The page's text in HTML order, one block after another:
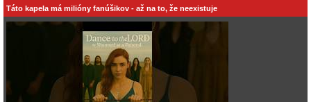
Táto kapela má milióny fanúšikov - až na to, že neexistuje